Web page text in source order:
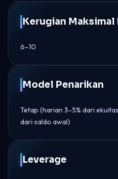
Kerugian Maksimal
6–10
Model Penarikan
Tetap (harian 3–5% dari
dari saldo awal)
Leverage